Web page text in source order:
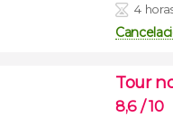
4
Tour
8,6 / 10